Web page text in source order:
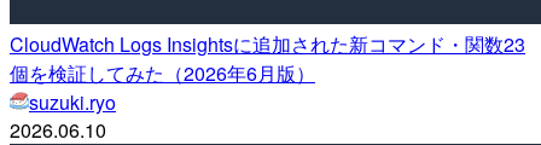
CloudWatch Logs Insightsに追加された新コマンド・関数23
個を検証してみた（2026年6月版）
suzuki.ryo
2026.06.10